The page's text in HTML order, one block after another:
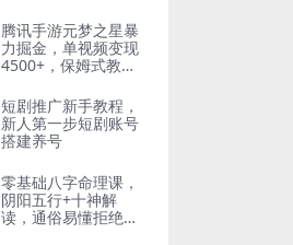
腾讯手游元梦之星暴
力掘金，单视频变现
4500+，保姆式教
短剧推广新手教程，
新人第一步短剧账号
搭建养号
零基础八字命理课，
阴阳五行+十神解
读，通俗易懂拒绝假